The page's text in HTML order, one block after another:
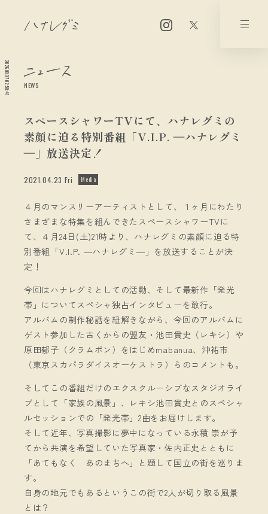
2026.08.07 07:58:41 NEWS
スペースシャワーTVにて、ハナレグミの
素顔に迫る特別番組「V.I.P. ―ハナレグミ
―」放送決定！
2021.04.23 Fri Media
４月のマンスリーアーティストとして、１ヶ月にわたり
さまざまな特集を組んできたスペースシャワーTVに
て、４月24日(土)21時より、ハナレグミの素顔に迫る特
別番組「V.I.P. ―ハナレグミ―」を放送することが決
定！
今回はハナレグミとしての活動、そして最新作「発光
帯」についてスペシャ独占インタビューを敢行。
アルバムの制作秘話を紐解きながら、今回のアルバムに
ゲスト参加した古くからの盟友・池田貴史（レキシ）や
原田郁子（クラムボン）をはじめmabanua、沖祐市
（東京スカパラダイスオーケストラ）らのコメントも。
そしてこの番組だけのエクスクルーシブなスタジオライ
ブとして「家族の風景」、レキシ池田貴史とのスペシャ
ルセッションでの「発光帯」2曲をお届けします。
そして近年、写真撮影に夢中になっている永積 崇が予
てから共演を希望していた写真家・佐内正史とともに
「あてもなく あのまちへ」と題して国立の街を巡りま
す。
自身の地元でもあるというこの街で2人が切り取る風景
とは？